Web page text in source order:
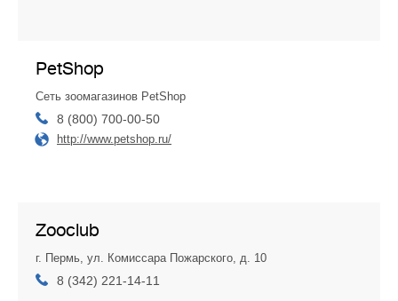
PetShop
Cеть зоомагазинов PetShop
8 (800) 700-00-50
http://www.petshop.ru/
Zooclub
г. Пермь, ул. Комиссара Пожарского, д. 10
8 (342) 221-14-11